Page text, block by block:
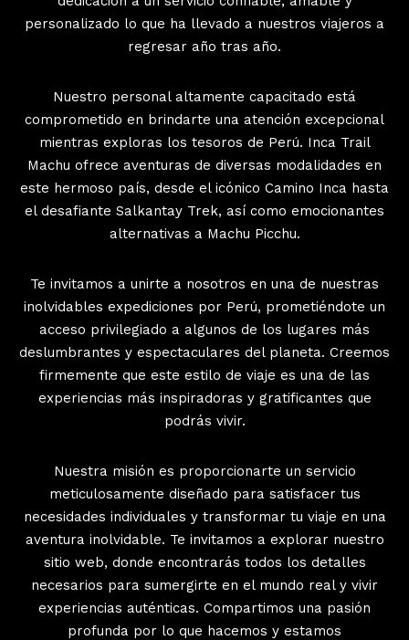
personalizado lo que ha llevado a nuestros viajeros a
regresar año tras año.
Nuestro personal altamente capacitado está
comprometido en brindarte una atención excepcional
mientras exploras los tesoros de Perú. Inca Trail
Machu ofrece aventuras de diversas modalidades en
este hermoso país, desde el icónico Camino Inca hasta
el desafiante Salkantay Trek, así como emocionantes
alternativas a Machu Picchu.
Te invitamos a unirte a nosotros en una de nuestras
inolvidables expediciones por Perú, prometiéndote un
acceso privilegiado a algunos de los lugares más
deslumbrantes y espectaculares del planeta. Creemos
firmemente que este estilo de viaje es una de las
experiencias más inspiradoras y gratificantes que
podrás vivir.
Nuestra misión es proporcionarte un servicio
meticulosamente diseñado para satisfacer tus
necesidades individuales y transformar tu viaje en una
aventura inolvidable. Te invitamos a explorar nuestro
sitio web, donde encontrarás todos los detalles
necesarios para sumergirte en el mundo real y vivir
experiencias auténticas. Compartimos una pasión
profunda por lo que hacemos y estamos